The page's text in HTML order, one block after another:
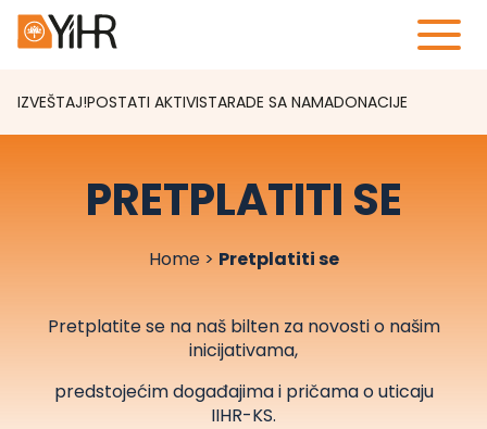
IZVEŠTAJ!POSTATI AKTIVISTARADE SA NAMADONACIJE
PRETPLATITI SE
Home> Pretplatiti se
Pretplatite se na naš bilten za novosti o našim
inicijativama,
predstojećim događajima i pričama o uticaju
IIHR-KS.